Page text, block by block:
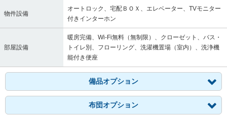
物件設備
オートロック、宅配ＢＯＸ、エレベーター、TVモニター
付きインターホン
部屋設備
暖房完備、Wi-Fi無料（無制限）、クローゼット、バス・
トイレ別、フローリング、洗濯機置場（室内）、洗浄機
能付き便座
備品オプション
布団オプション